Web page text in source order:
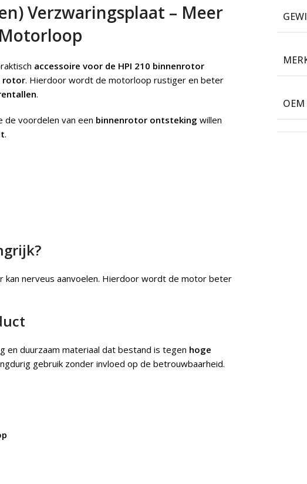
Verzwaringsplaat – Meer
accessoire voor de HPI 210 binnenrotor
rotor. Hierdoor wordt de motorloop rustiger en beter
.
de voordelen van een binnenrotor ontsteking willen
.
kan nerveus aanvoelen. Hierdoor wordt de motor beter
en duurzaam materiaal dat bestand is tegen hoge
gebruik zonder invloed op de betrouwbaarheid.